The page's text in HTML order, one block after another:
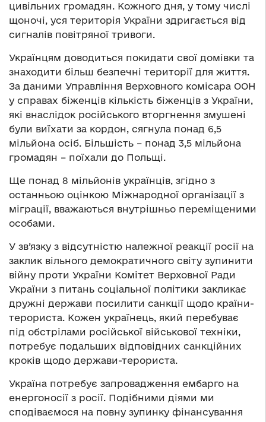
цивільних громадян. Кожного дня, у тому числі
щоночі, уся територія України здригається від
сигналів повітряної тривоги.
Українцям доводиться покидати свої домівки та
знаходити більш безпечні території для життя.
За даними Управління Верховного комісара ООН
у справах біженців кількість біженців з України,
які внаслідок російського вторгнення змушені
були виїхати за кордон, сягнула понад 6,5
мільйона осіб. Більшість – понад 3,5 мільйона
громадян – поїхали до Польщі.
Ще понад 8 мільйонів українців, згідно з
останньою оцінкою Міжнародної організації з
міграції, вважаються внутрішньо переміщеними
особами.
У зв’язку з відсутністю належної реакції росії на
заклик вільного демократичного світу зупинити
війну проти України Комітет Верховної Ради
України з питань соціальної політики закликає
дружні держави посилити санкції щодо країни-
терориста. Кожен українець, який перебуває
під обстрілами російської військової техніки,
потребує подальших відповідних санкційних
кроків щодо держави-терориста.
Україна потребує запровадження ембарго на
енергоносії з росії. Подібними діями ми
сподіваємося на повну зупинку фінансування